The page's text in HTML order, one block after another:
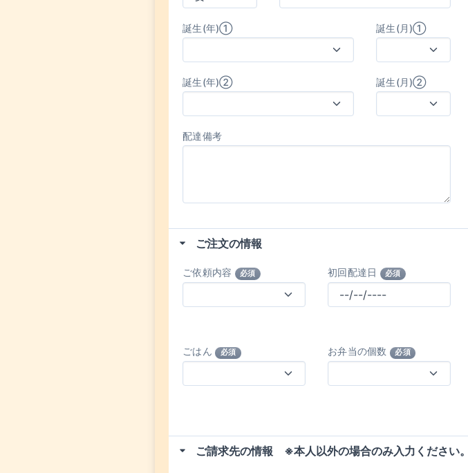
誕生(年)① 誕生(月)①
誕生(年)② 誕生(月)②
配達備考
ご注文の情報
ご依頼内容 必須 初回配達日 必須
ごはん 必須 お弁当の個数 必須
ご請求先の情報 ※本人以外の場合のみ入力ください。